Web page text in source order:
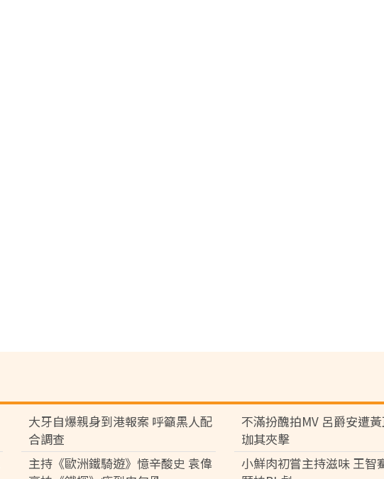
大牙自爆親身到港報案 呼籲黑人配
合調查
不滿扮醜拍MV 呂爵安遭
珈其夾擊
主持《歐洲鐵騎遊》憶辛酸史 袁偉
小鮮肉初嘗主持滋味 王智